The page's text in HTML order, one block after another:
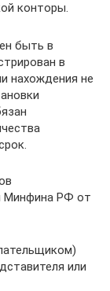
конторы.
быть в
в
нахождения не
Минфина РФ от
или